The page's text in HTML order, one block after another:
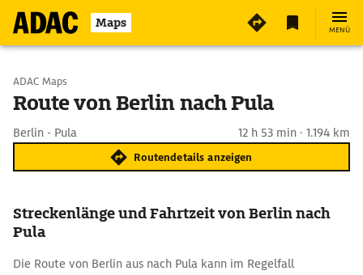
Maps MENÜ
Start wählen
ADAC Maps
Route von Berlin nach Pula
Berlin - Pula 12 h 53 min · 1.194 km
Routendetails anzeigen
Streckenlänge und Fahrtzeit von Berlin nach
Pula
Die Route von Berlin aus nach Pula kann im Regelfall